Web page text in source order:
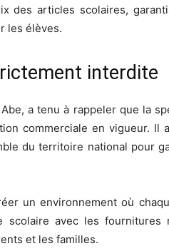
des articles scolaires,
les élèves.
interdite
a tenu à rappeler que la
commerciale en vigueur. Il
du territoire national pour
un environnement où
avec les fournitures
et les familles.